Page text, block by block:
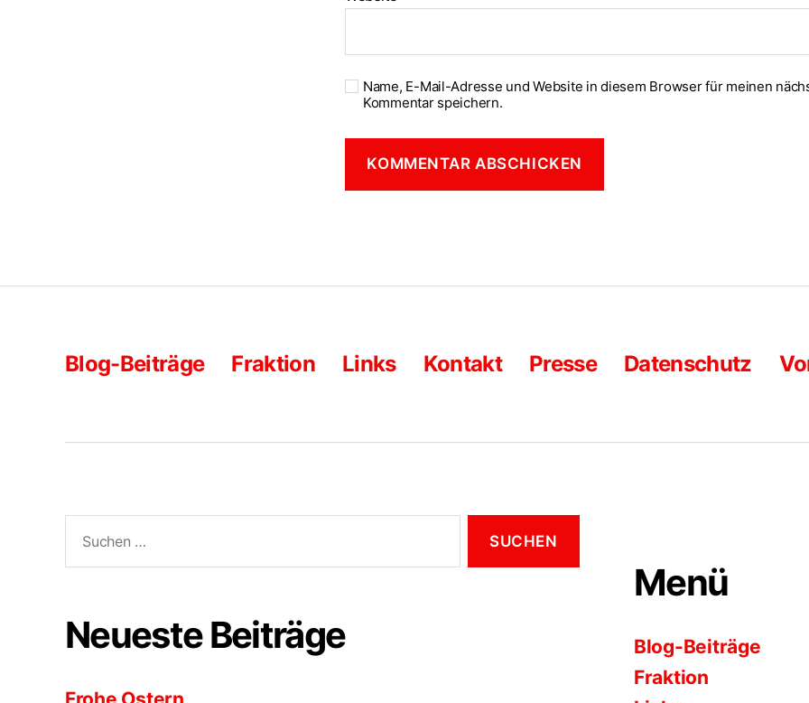
Name, E-Mail-Adresse und Website in diesem Browser für meinen
Kommentar speichern.
Blog-Beiträge Fraktion Links Kontakt Presse Datenschutz
nach:
Neueste Beiträge
Menü
Blog-Beiträge
Fraktion